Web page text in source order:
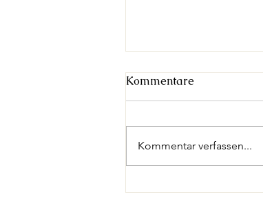
Kommentare
Kommentar verfassen...